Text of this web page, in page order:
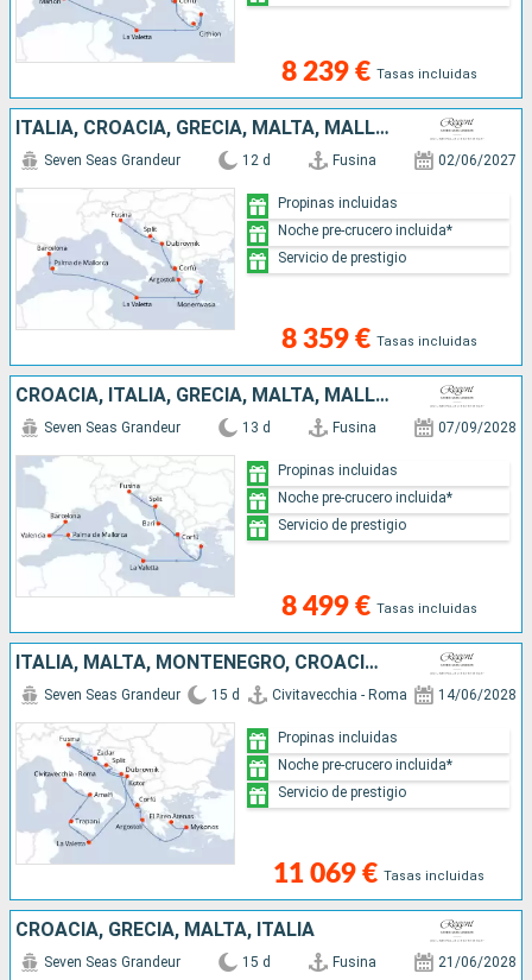
8 239 € Tasas incluidas
ITALIA, CROACIA, GRECIA, MALTA, MALLORCA, ESPAÑA
Seven Seas Grandeur 12 d Fusina 02/06/2027
8 359 € Tasas incluidas
Propinas incluidas
Noche pre-crucero incluida*
Servicio de prestigio
CROACIA, ITALIA, GRECIA, MALTA, MALLORCA, ESPAÑA
Seven Seas Grandeur 13 d Fusina 07/09/2028
8 499 € Tasas incluidas
Propinas incluidas
Noche pre-crucero incluida*
Servicio de prestigio
ITALIA, MALTA, MONTENEGRO, CROACIA, GRECIA
Seven Seas Grandeur 15 d Civitavecchia - Roma 14/06/2028
11 069 € Tasas incluidas
Propinas incluidas
Noche pre-crucero incluida*
Servicio de prestigio
CROACIA, GRECIA, MALTA, ITALIA
Seven Seas Grandeur 15 d Fusina 21/06/2028